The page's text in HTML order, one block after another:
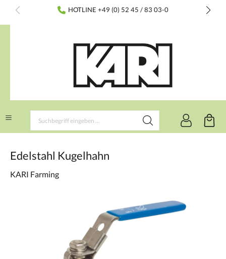
springen HOTLINE +49 (0) 52 45 / 83 03-0
Edelstahl Kugelhahn
KARI Farming